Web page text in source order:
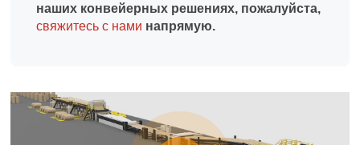
наших конвейерных решениях, пожалуйста,
свяжитесь с нами напрямую.